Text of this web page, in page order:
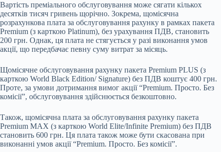
Вартість преміального обслуговування може сягати кількох
десятків тисяч гривень щорічно. Зокрема, щомісячна
розрахункова плата за обслуговування рахунку в рамках пакета
Premium (з карткою Platinum), без урахування ПДВ, становить
200 грн. Однак, ця плата не стягується у разі виконання умов
акції, що передбачає певну суму витрат за місяць.
Щомісячне обслуговування рахунку пакета Premium PLUS (з
карткою World Black Edition/ Signature) без ПДВ коштує 400 грн.
Проте, за умови дотримання вимог акції “Premium. Просто. Без
комісії”, обслуговування здійснюється безкоштовно.
Також, щомісячна плата за обслуговування рахунку пакета
Premium MAX (з карткою World Elite/Infinite Premium) без ПДВ
становить 600 грн. Ця плата також може бути скасована при
виконанні умов акції “Premium. Просто. Без комісії”.